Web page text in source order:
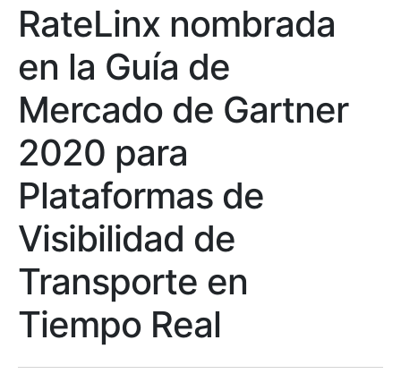
RateLinx nombrada
en la Guía de
Mercado de Gartner
2020 para
Plataformas de
Visibilidad de
Transporte en
Tiempo Real